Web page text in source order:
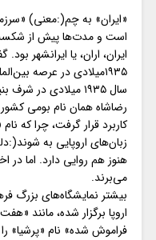
«ایران» به چم(:معنی)
است و مدت‌ها پیش از شکست
۱۹۳۵میلادی در عرصه
سال ۱۹۳۵ میلادی در
رضاشاه همان نام بومی
کاربرد قرار گرفت، چرا که
زبان‌های اروپایی به
هنوز هم روایی دارد. اما در
می‌برند.
بیشتر نمایشگاه‌های بزرگ
اروپا برگزار شده، مانند
فراموش شده» نام «پرشیا»